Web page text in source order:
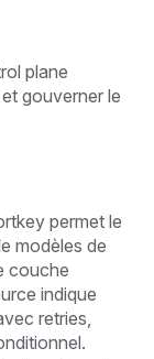
plane
gouverner le
permet le
modèles de
couche
indique
retries,